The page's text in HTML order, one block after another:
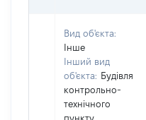
Вид об'єкта:
Інше
Інший вид
об'єкта: Будівля
контрольно-
технічного
пункту